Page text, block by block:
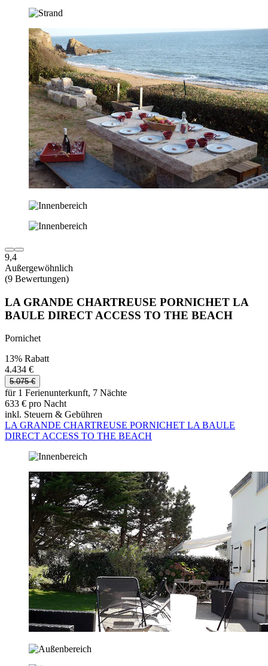
9,4
Außergewöhnlich
(9 Bewertungen)
LA GRANDE CHARTREUSE PORNICHET LA
BAULE DIRECT ACCESS TO THE BEACH
Pornichet
13% Rabatt
4.434 €
5.075 €
für 1 Ferienunterkunft, 7 Nächte
633 € pro Nacht
inkl. Steuern & Gebühren
LA GRANDE CHARTREUSE PORNICHET LA BAULE
DIRECT ACCESS TO THE BEACH